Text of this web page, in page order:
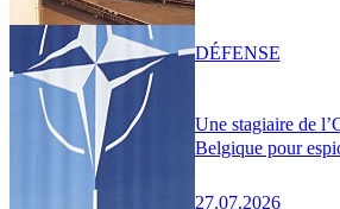
Une stagiaire de
Belgique pour
27.07.2026
DÉFENSE